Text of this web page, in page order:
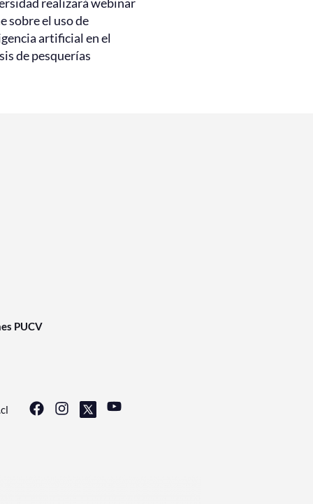
sobre el uso de
artificial en el
de pesquerías
PUCV